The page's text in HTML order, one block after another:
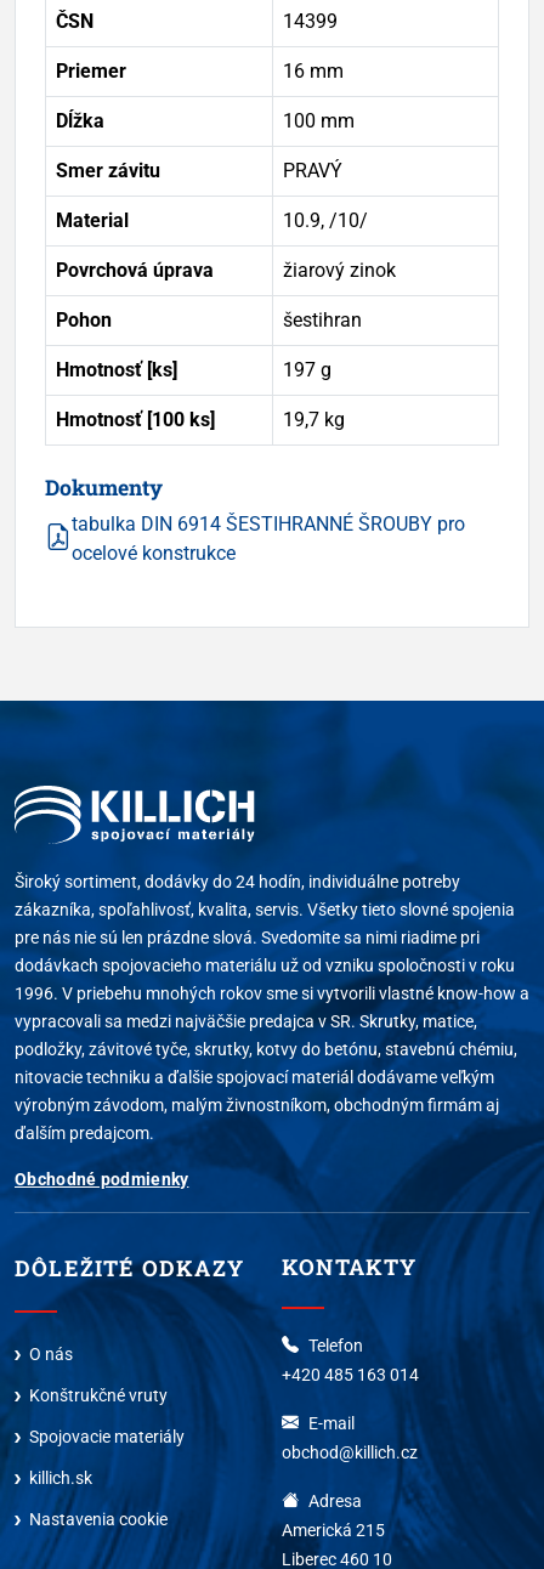
ČSN 14399
Priemer 16 mm
Dĺžka 100 mm
Smer závitu PRAVÝ
Material 10.9, /10/
Povrchová úprava žiarový zinok
Pohon šestihran
Hmotnosť [ks] 197 g
Hmotnosť [100 ks] 19,7 kg
Dokumenty
tabulka DIN 6914 ŠESTIHRANNÉ ŠROUBY pro
ocelové konstrukce
Široký sortiment, dodávky do 24 hodín, individuálne potreby
zákazníka, spoľahlivosť, kvalita, servis. Všetky tieto slovné spojenia
pre nás nie sú len prázdne slová. Svedomite sa nimi riadime pri
dodávkach spojovacieho materiálu už od vzniku spoločnosti v roku
1996. V priebehu mnohých rokov sme si vytvorili vlastné know-how a
vypracovali sa medzi najväčšie predajca v SR. Skrutky, matice,
podložky, závitové tyče, skrutky, kotvy do betónu, stavebnú chémiu,
nitovacie techniku a ďalšie spojovací materiál dodávame veľkým
výrobným závodom, malým živnostníkom, obchodným firmám aj
ďalším predajcom.
Obchodné podmienky
DÔLEŽITÉ ODKAZY
O nás
Konštrukčné vruty
Spojovacie materiály
killich.sk
Nastavenia cookie
KONTAKTY
Telefon
+420 485 163 014
E-mail
obchod@killich.cz
Adresa
Americká 215
Liberec 460 10